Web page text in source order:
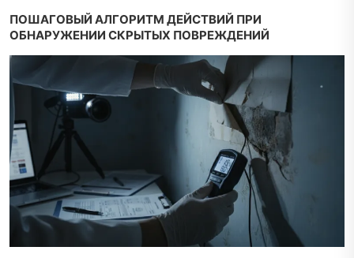
ПОШАГОВЫЙ АЛГОРИТМ ДЕЙСТВИЙ ПРИ
ОБНАРУЖЕНИИ СКРЫТЫХ ПОВРЕЖДЕНИЙ